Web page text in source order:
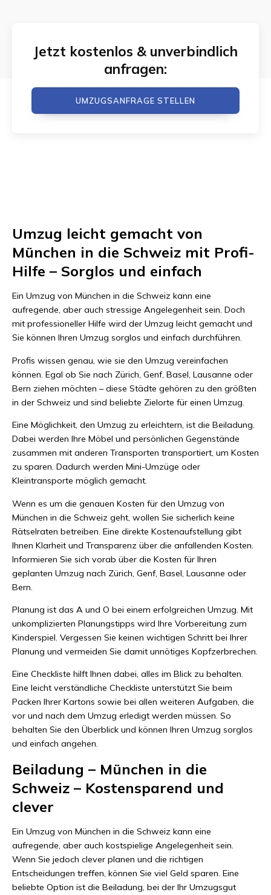
Jetzt kostenlos & unverbindlich
anfragen:
UMZUGSANFRAGE STELLEN
Umzug leicht gemacht von
München in die Schweiz mit Profi-
Hilfe – Sorglos und einfach
Ein Umzug von München in die Schweiz kann eine
aufregende, aber auch stressige Angelegenheit sein. Doch
mit professioneller Hilfe wird der Umzug leicht gemacht und
Sie können Ihren Umzug sorglos und einfach durchführen.
Profis wissen genau, wie sie den Umzug vereinfachen
können. Egal ob Sie nach Zürich, Genf, Basel, Lausanne oder
Bern ziehen möchten – diese Städte gehören zu den größten
in der Schweiz und sind beliebte Zielorte für einen Umzug.
Eine Möglichkeit, den Umzug zu erleichtern, ist die Beiladung.
Dabei werden Ihre Möbel und persönlichen Gegenstände
zusammen mit anderen Transporten transportiert, um Kosten
zu sparen. Dadurch werden Mini-Umzüge oder
Kleintransporte möglich gemacht.
Wenn es um die genauen Kosten für den Umzug von
München in die Schweiz geht, wollen Sie sicherlich keine
Rätselraten betreiben. Eine direkte Kostenaufstellung gibt
Ihnen Klarheit und Transparenz über die anfallenden Kosten.
Informieren Sie sich vorab über die Kosten für Ihren
geplanten Umzug nach Zürich, Genf, Basel, Lausanne oder
Bern.
Planung ist das A und O bei einem erfolgreichen Umzug. Mit
unkomplizierten Planungstipps wird Ihre Vorbereitung zum
Kinderspiel. Vergessen Sie keinen wichtigen Schritt bei Ihrer
Planung und vermeiden Sie damit unnötiges Kopfzerbrechen.
Eine Checkliste hilft Ihnen dabei, alles im Blick zu behalten.
Eine leicht verständliche Checkliste unterstützt Sie beim
Packen Ihrer Kartons sowie bei allen weiteren Aufgaben, die
vor und nach dem Umzug erledigt werden müssen. So
behalten Sie den Überblick und können Ihren Umzug sorglos
und einfach angehen.
Beiladung – München in die
Schweiz – Kostensparend und
clever
Ein Umzug von München in die Schweiz kann eine
aufregende, aber auch kostspielige Angelegenheit sein.
Wenn Sie jedoch clever planen und die richtigen
Entscheidungen treffen, können Sie viel Geld sparen. Eine
beliebte Option ist die Beiladung, bei der Ihr Umzugsgut